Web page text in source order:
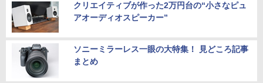
クリエイティブが作った2万円台の“小さなピュ
アオーディオスピーカー”
ソニーミラーレス一眼の大特集！ 見どころ記事
まとめ